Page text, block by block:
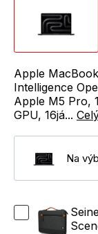
Apple
Intelligence
Apple M5 Pro,
GPU, 16já...
Na